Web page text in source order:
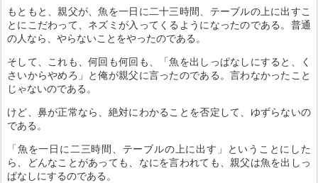
もともと、親父が、魚を一日に二十三時間、テーブルの上に出すこ
とにこだわって、ネズミが入ってくるようになったのである。普通
の人なら、やらないことをやったのである。
そして、これも、何回も何回も、「魚を出しっぱなしにすると、く
さいからやめろ」と俺が親父に言ったのである。言わなかったこと
じゃないのである。
けど、鼻が正常なら、絶対にわかることを否定して、ゆずらないの
である。
「魚を一日に二三時間、テーブルの上に出す」ということにした
ら、どんなことがあっても、なにを言われても、親父は魚を出しっ
ぱなしにするのである。